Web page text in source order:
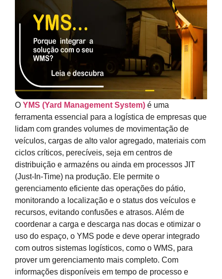
O YMS (Yard Management System) é uma
ferramenta essencial para a logística de empresas que
lidam com grandes volumes de movimentação de
veículos, cargas de alto valor agregado, materiais com
ciclos críticos, perecíveis, seja em centros de
distribuição e armazéns ou ainda em processos JIT
(Just-In-Time) na produção. Ele permite o
gerenciamento eficiente das operações do pátio,
monitorando a localização e o status dos veículos e
recursos, evitando confusões e atrasos. Além de
coordenar a carga e descarga nas docas e otimizar o
uso do espaço, o YMS pode e deve operar integrado
com outros sistemas logísticos, como o WMS, para
prover um gerenciamento mais completo. Com
informações disponíveis em tempo de processo e